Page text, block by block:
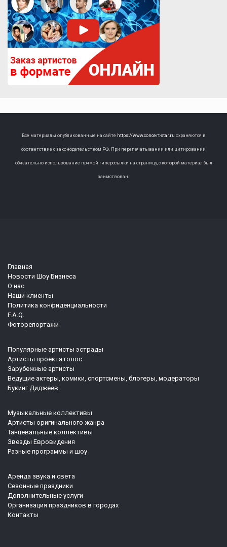
Все материалы опубликованные на сайте https://www.concert-star.ru охраняются в
соответствие с законодательством РФ. При перепечатывании или цитировании,
обязательно использование прямой гиперссылки на страницу, с которой материал был
заимствован.
Главная
Новости Шоу Бизнеса
О нас
Наши клиенты
Политика конфиденциальности
F.A.Q.
Фоторепортажи
Популярные артисты эстрады
Артисты проекта голос
Зарубежные артисты
Ведущие актеры, комики, спортсмены, блогеры, модераторы
Букинг Диджеев
Музыкальные коллективы
Артисты оригинального жанра
Танцевальные коллективы
Звезды Евровидения
Разные программы и шоу
Аренда звука и света
Сезонные праздники
Дополнительные услуги
Организация праздников в городах
Контакты